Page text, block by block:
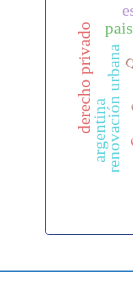
renovación urbana
argentina
derecho privado